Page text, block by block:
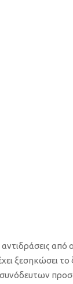
αντιδράσεις από
ξεσηκώσει το